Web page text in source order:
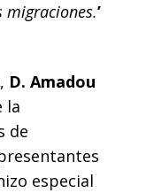
migraciones.’
D. Amadou
la
de
especial